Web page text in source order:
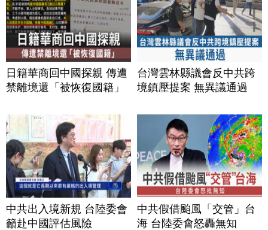
日籍華商回中國探親 傳遭
禁離境還「被恢復國籍」
台灣雲林縣議會反中共跨
境鎮壓提案 無異議通過
中共出入境新規 台陸委會
籲赴中國評估風險
中共假借颱風「交管」台
海 台陸委會怒轟無知